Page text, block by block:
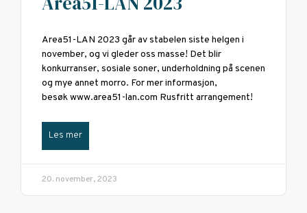
Area51-LAN 2023 går av stabelen siste helgen i
november, og vi gleder oss masse! Det blir
konkurranser, sosiale soner, underholdning på scenen
og mye annet morro. For mer informasjon,
besøk www.area51-lan.com Rusfritt arrangement!
Les mer
20. november, 2023